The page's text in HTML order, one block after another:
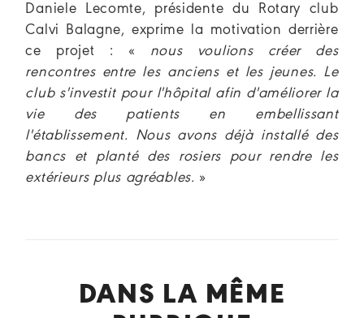
Daniele Lecomte, présidente du Rotary club
Calvi Balagne, exprime la motivation derrière
ce projet : « nous voulions créer des
rencontres entre les anciens et les jeunes. Le
club s'investit pour l'hôpital afin d'améliorer la
vie des patients en embellissant
l'établissement. Nous avons déjà installé des
bancs et planté des rosiers pour rendre les
extérieurs plus agréables. »
DANS LA MÊME